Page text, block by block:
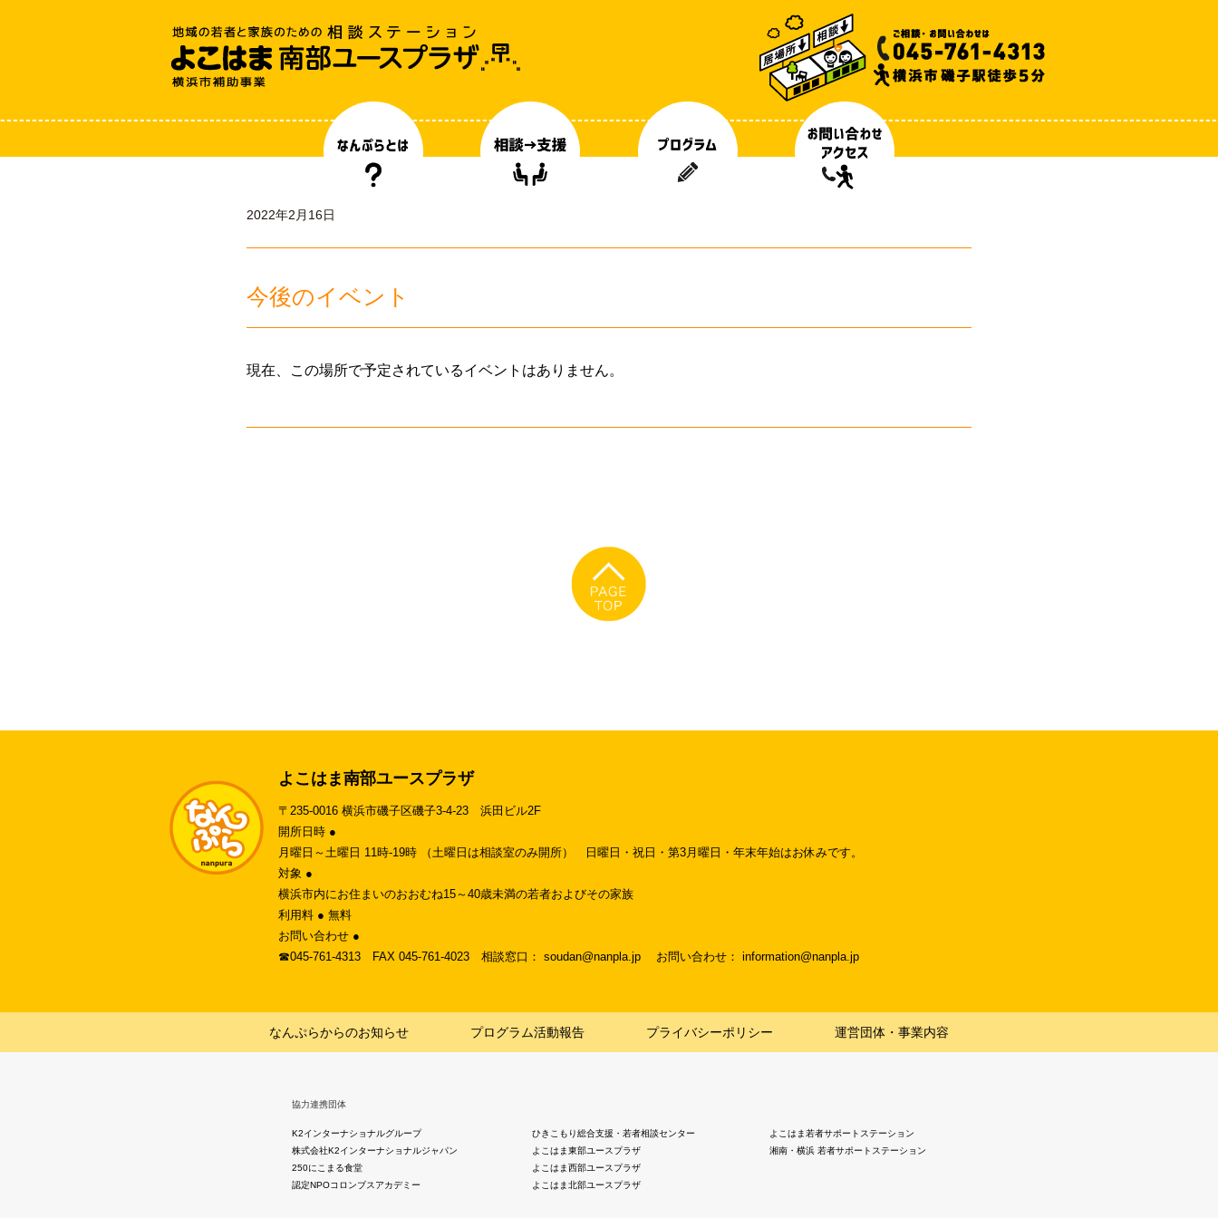
2022年2月16日
今後のイベント
現在、この場所で予定されているイベントはありません。
よこはま南部ユースプラザ
〒235-0016 横浜市磯子区磯子3-4-23 浜田ビル2F
開所日時 ●
月曜日～土曜日 11時-19時 （土曜日は相談室のみ開所）
日曜日・祝日・第3月曜日・年末年始はお休みです。
対象 ●
横浜市内にお住まいのおおむね15～40歳未満の若者およびその家族
利用料 ● 無料
お問い合わせ ●
☎︎045-761-4313 FAX 045-761-4023 相談窓口： soudan@nanpla.jp お問い合わせ： information@nanpla.jp
なんぷらからのお知らせ プログラム活動報告 プライバシーポリシー 運営団体・事業内容
協力連携団体
K2インターナショナルグループ
株式会社K2インターナショナルジャパン
250にこまる食堂
認定NPOコロンブスアカデミー
ひきこもり総合支援・若者相談センター
よこはま東部ユースプラザ
よこはま西部ユースプラザ
よこはま北部ユースプラザ
よこはま若者サポートステーション
湘南・横浜 若者サポートステーション